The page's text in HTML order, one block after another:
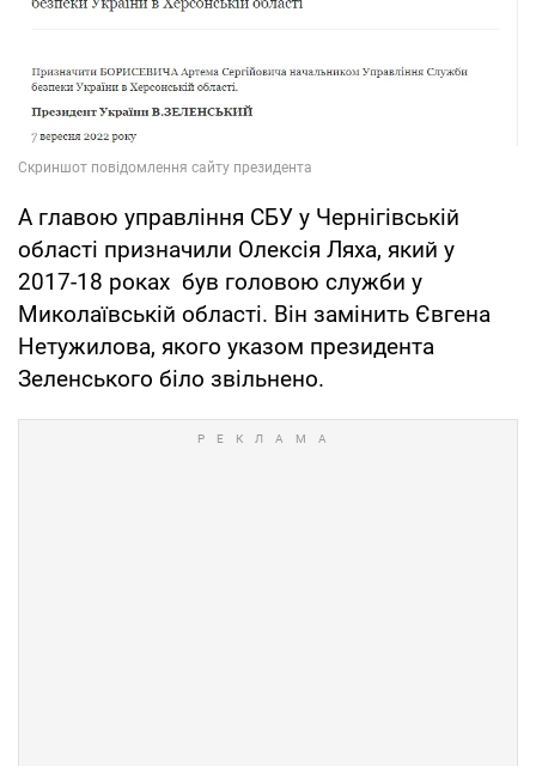
А главою управління СБУ у Чернігівській
області призначили Олексія Ляха, який у
2017-18 роках був головою служби у
Миколаївській області. Він замінить Євгена
Нетужилова, якого указом президента
Зеленського біло звільнено.